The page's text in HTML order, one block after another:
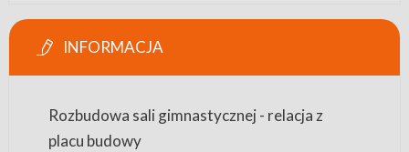
INFORMACJA
Rozbudowa sali gimnastycznej - relacja z
placu budowy